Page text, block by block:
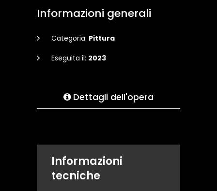
Informazioni generali
Categoria: Pittura
Eseguita il: 2023
Dettagli dell'opera
Informazioni
tecniche